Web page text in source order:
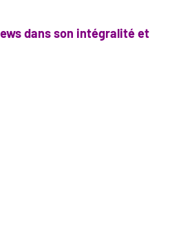
dans son intégralité et